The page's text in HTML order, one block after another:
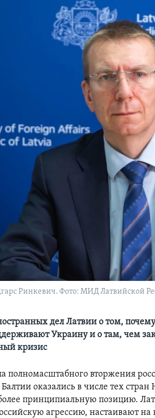
Ринкевич. Фото: МИД Латвийской
дел Латвии о том,
Украину и о там, чем
кризис
полномасштабного вторжения
Балтии оказались в числе тех
принципиальную позицию.
агрессию, настаивают